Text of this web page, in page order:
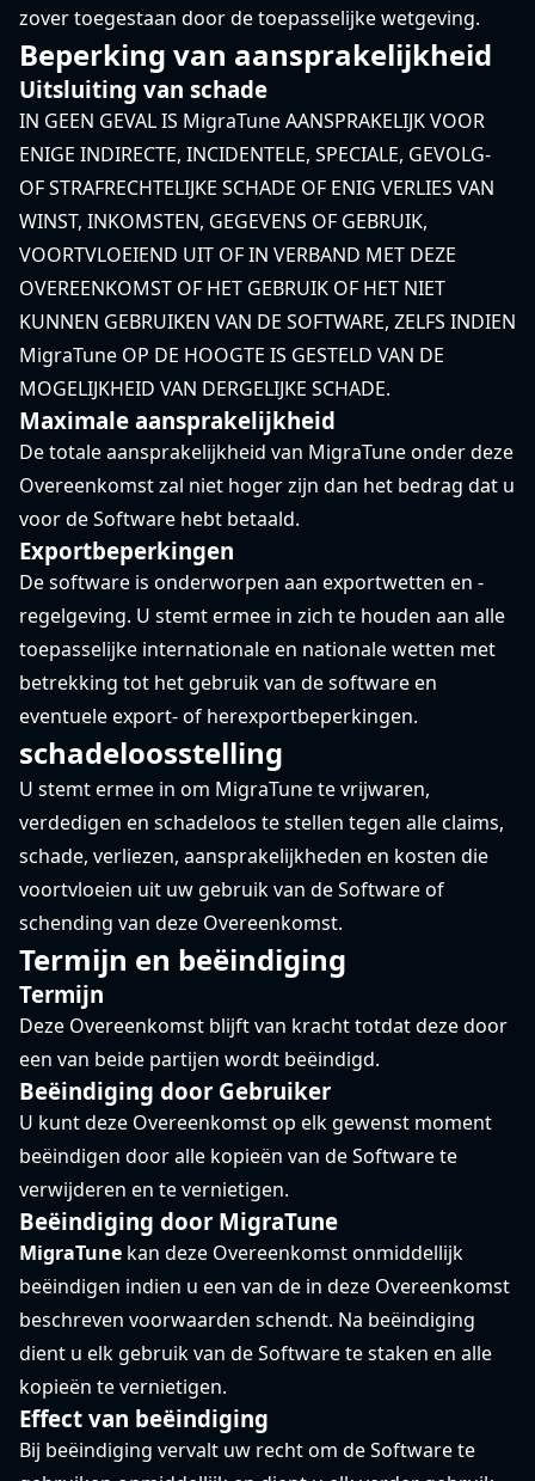
zover toegestaan ​​door de toepasselijke wetgeving.
Beperking van aansprakelijkheid
Uitsluiting van schade
IN GEEN GEVAL IS MigraTune AANSPRAKELIJK VOOR
ENIGE INDIRECTE, INCIDENTELE, SPECIALE, GEVOLG-
OF STRAFRECHTELIJKE SCHADE OF ENIG VERLIES VAN
WINST, INKOMSTEN, GEGEVENS OF GEBRUIK,
VOORTVLOEIEND UIT OF IN VERBAND MET DEZE
OVEREENKOMST OF HET GEBRUIK OF HET NIET
KUNNEN GEBRUIKEN VAN DE SOFTWARE, ZELFS INDIEN
MigraTune OP DE HOOGTE IS GESTELD VAN DE
MOGELIJKHEID VAN DERGELIJKE SCHADE.
Maximale aansprakelijkheid
De totale aansprakelijkheid van MigraTune onder deze
Overeenkomst zal niet hoger zijn dan het bedrag dat u
voor de Software hebt betaald.
Exportbeperkingen
De software is onderworpen aan exportwetten en -
regelgeving. U stemt ermee in zich te houden aan alle
toepasselijke internationale en nationale wetten met
betrekking tot het gebruik van de software en
eventuele export- of herexportbeperkingen.
schadeloosstelling
U stemt ermee in om MigraTune te vrijwaren,
verdedigen en schadeloos te stellen tegen alle claims,
schade, verliezen, aansprakelijkheden en kosten die
voortvloeien uit uw gebruik van de Software of
schending van deze Overeenkomst.
Termijn en beëindiging
Termijn
Deze Overeenkomst blijft van kracht totdat deze door
een van beide partijen wordt beëindigd.
Beëindiging door Gebruiker
U kunt deze Overeenkomst op elk gewenst moment
beëindigen door alle kopieën van de Software te
verwijderen en te vernietigen.
Beëindiging door MigraTune
MigraTune kan deze Overeenkomst onmiddellijk
beëindigen indien u een van de in deze Overeenkomst
beschreven voorwaarden schendt. Na beëindiging
dient u elk gebruik van de Software te staken en alle
kopieën te vernietigen.
Effect van beëindiging
Bij beëindiging vervalt uw recht om de Software te